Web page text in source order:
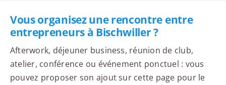
Vous organisez une rencontre entre
entrepreneurs à Bischwiller ?
Afterwork, déjeuner business, réunion de club,
atelier, conférence ou événement ponctuel : vous
pouvez proposer son ajout sur cette page pour le